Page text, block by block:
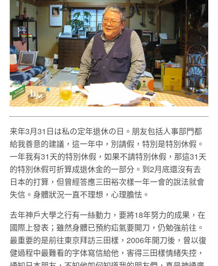
来年3月31日は私の定年退休の日。朋友包括人事部門都
給我善意的建議，這一年中，別請假，特別是特別休假。
一年我有31天的特別休假，如果不請特別休假，那這31天
的特別休假可折算成退休金的一部分。到2月底還沒有去
日本的打算，但曾經答應三田裕次樣一年一會的說法就會
失信。身體狀況一直不理想，心理膽怯。
去年神戶大學之行有一絲動力，要將18年努力的成果，在
國際上發表；雖然身體已預約疝氣要開刀，仍勉強前往。
最重要的是前往東京拜訪三田樣，2006年開刀後，曾以復
健過程中最難看的字体寫信給他，害得三田樣情緒失控，